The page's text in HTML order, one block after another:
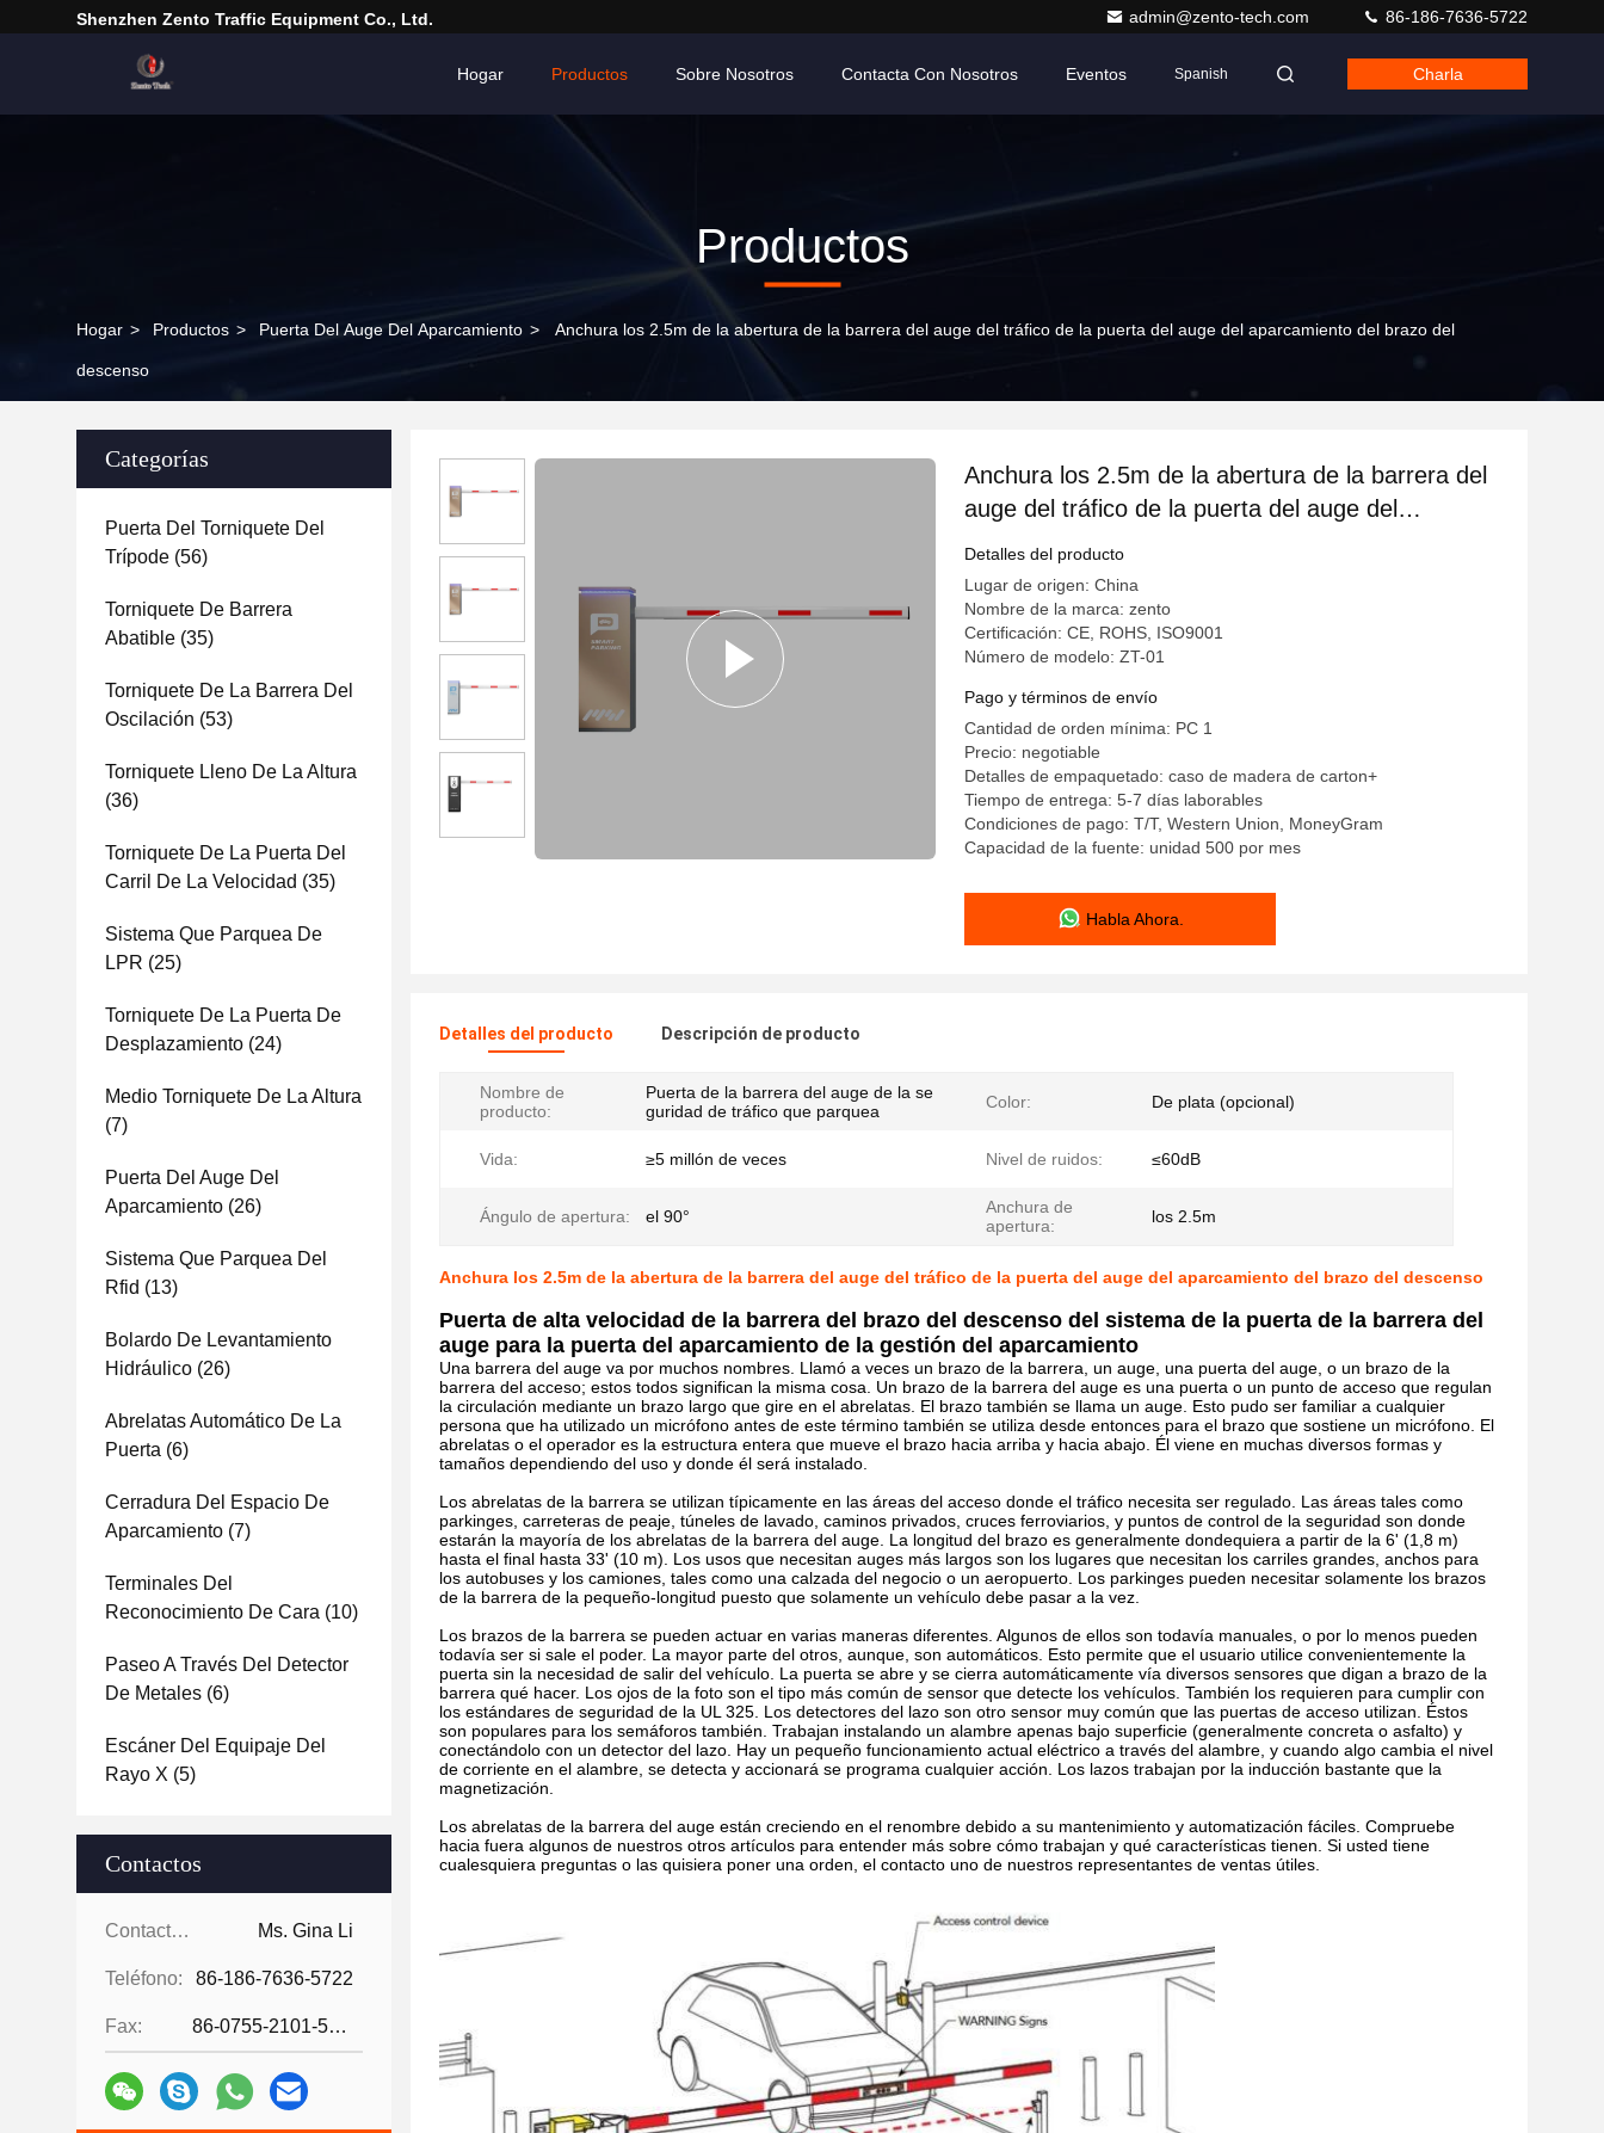
Shenzhen Zento Traffic Equipment Co., Ltd. admin@zento-tech.com 86-186-7636-5722
Hogar Productos Sobre Nosotros Contacta Con Nosotros Eventos Spanish Charla
Productos
Hogar > Productos > Puerta Del Auge Del Aparcamiento > Anchura los 2.5m de la abertura de la barrera del auge del tráfico de la puerta del auge del aparcamiento del brazo del
descenso
Categorías
Puerta Del Torniquete Del
Trípode (56)
Torniquete De Barrera
Abatible (35)
Torniquete De La Barrera Del
Oscilación (53)
Torniquete Lleno De La Altura
(36)
Torniquete De La Puerta Del
Carril De La Velocidad (35)
Sistema Que Parquea De
LPR (25)
Torniquete De La Puerta De
Desplazamiento (24)
Medio Torniquete De La Altura
(7)
Puerta Del Auge Del
Aparcamiento (26)
Sistema Que Parquea Del
Rfid (13)
Bolardo De Levantamiento
Hidráulico (26)
Abrelatas Automático De La
Puerta (6)
Cerradura Del Espacio De
Aparcamiento (7)
Terminales Del
Reconocimiento De Cara (10)
Paseo A Través Del Detector
De Metales (6)
Escáner Del Equipaje Del
Rayo X (5)
Contactos
Contactos: Ms. Gina Li
Teléfono: 86-186-7636-5722
Fax: 86-0755-2101-5736
Anchura los 2.5m de la abertura de la barrera del
auge del tráfico de la puerta del auge del
aparcamiento del brazo del descenso
Detalles del producto
Lugar de origen: China
Nombre de la marca: zento
Certificación: CE, ROHS, ISO9001
Número de modelo: ZT-01
Pago y términos de envío
Cantidad de orden mínima: PC 1
Precio: negotiable
Detalles de empaquetado: caso de madera de carton+
Tiempo de entrega: 5-7 días laborables
Condiciones de pago: T/T, Western Union, MoneyGram
Capacidad de la fuente: unidad 500 por mes
Habla Ahora.
Detalles del producto Descripción de producto
Nombre de
producto:
Puerta de la barrera del auge de la se
guridad de tráfico que parquea
Color: De plata (opcional)
Vida: ≥5 millón de veces Nivel de ruidos: ≤60dB
Ángulo de apertura: el 90°
Anchura de
apertura:
los 2.5m
Anchura los 2.5m de la abertura de la barrera del auge del tráfico de la puerta del auge del aparcamiento del brazo del descenso
Puerta de alta velocidad de la barrera del brazo del descenso del sistema de la puerta de la barrera del
auge para la puerta del aparcamiento de la gestión del aparcamiento
Una barrera del auge va por muchos nombres. Llamó a veces un brazo de la barrera, un auge, una puerta del auge, o un brazo de la
barrera del acceso; estos todos significan la misma cosa. Un brazo de la barrera del auge es una puerta o un punto de acceso que regulan
la circulación mediante un brazo largo que gire en el abrelatas. El brazo también se llama un auge. Esto pudo ser familiar a cualquier
persona que ha utilizado un micrófono antes de este término también se utiliza desde entonces para el brazo que sostiene un micrófono. El
abrelatas o el operador es la estructura entera que mueve el brazo hacia arriba y hacia abajo. Él viene en muchas diversos formas y
tamaños dependiendo del uso y donde él será instalado.
Los abrelatas de la barrera se utilizan típicamente en las áreas del acceso donde el tráfico necesita ser regulado. Las áreas tales como
parkinges, carreteras de peaje, túneles de lavado, caminos privados, cruces ferroviarios, y puntos de control de la seguridad son donde
estarán la mayoría de los abrelatas de la barrera del auge. La longitud del brazo es generalmente dondequiera a partir de la 6' (1,8 m)
hasta el final hasta 33' (10 m). Los usos que necesitan auges más largos son los lugares que necesitan los carriles grandes, anchos para
los autobuses y los camiones, tales como una calzada del negocio o un aeropuerto. Los parkinges pueden necesitar solamente los brazos
de la barrera de la pequeño-longitud puesto que solamente un vehículo debe pasar a la vez.
Los brazos de la barrera se pueden actuar en varias maneras diferentes. Algunos de ellos son todavía manuales, o por lo menos pueden
todavía ser si sale el poder. La mayor parte del otros, aunque, son automáticos. Esto permite que el usuario utilice convenientemente la
puerta sin la necesidad de salir del vehículo. La puerta se abre y se cierra automáticamente vía diversos sensores que digan a brazo de la
barrera qué hacer. Los ojos de la foto son el tipo más común de sensor que detecte los vehículos. También los requieren para cumplir con
los estándares de seguridad de la UL 325. Los detectores del lazo son otro sensor muy común que las puertas de acceso utilizan. Éstos
son populares para los semáforos también. Trabajan instalando un alambre apenas bajo superficie (generalmente concreta o asfalto) y
conectándolo con un detector del lazo. Hay un pequeño funcionamiento actual eléctrico a través del alambre, y cuando algo cambia el nivel
de corriente en el alambre, se detecta y accionará se programa cualquier acción. Los lazos trabajan por la inducción bastante que la
magnetización.
Los abrelatas de la barrera del auge están creciendo en el renombre debido a su mantenimiento y automatización fáciles. Compruebe
hacia fuera algunos de nuestros otros artículos para entender más sobre cómo trabajan y qué características tienen. Si usted tiene
cualesquiera preguntas o las quisiera poner una orden, el contacto uno de nuestros representantes de ventas útiles.